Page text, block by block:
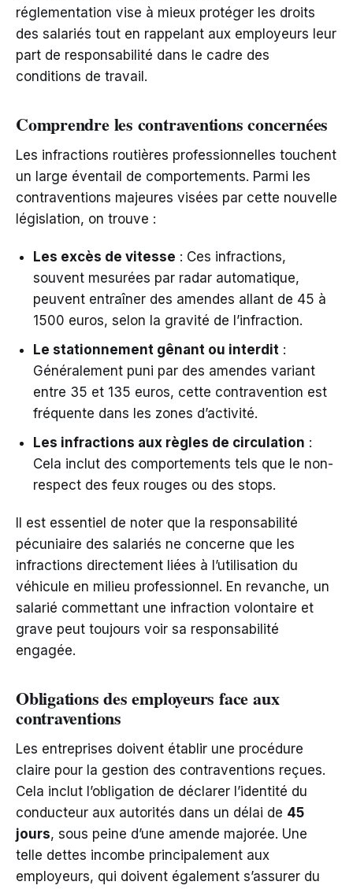
réglementation vise à mieux protéger les droits
des salariés tout en rappelant aux employeurs leur
part de responsabilité dans le cadre des
conditions de travail.
Comprendre les contraventions concernées
Les infractions routières professionnelles touchent
un large éventail de comportements. Parmi les
contraventions majeures visées par cette nouvelle
législation, on trouve :
Les excès de vitesse : Ces infractions,
souvent mesurées par radar automatique,
peuvent entraîner des amendes allant de 45 à
1500 euros, selon la gravité de l’infraction.
Le stationnement gênant ou interdit :
Généralement puni par des amendes variant
entre 35 et 135 euros, cette contravention est
fréquente dans les zones d’activité.
Les infractions aux règles de circulation :
Cela inclut des comportements tels que le non-
respect des feux rouges ou des stops.
Il est essentiel de noter que la responsabilité
pécuniaire des salariés ne concerne que les
infractions directement liées à l’utilisation du
véhicule en milieu professionnel. En revanche, un
salarié commettant une infraction volontaire et
grave peut toujours voir sa responsabilité
engagée.
Obligations des employeurs face aux
contraventions
Les entreprises doivent établir une procédure
claire pour la gestion des contraventions reçues.
Cela inclut l’obligation de déclarer l’identité du
conducteur aux autorités dans un délai de 45
jours, sous peine d’une amende majorée. Une
telle dettes incombe principalement aux
employeurs, qui doivent également s’assurer du